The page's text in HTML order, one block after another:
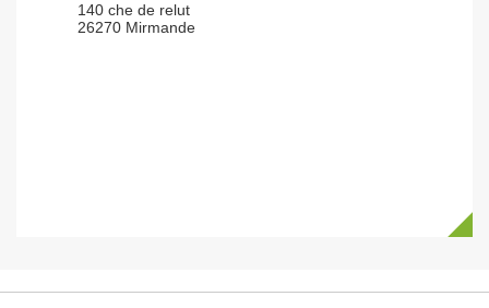
140 che de relut
26270 Mirmande